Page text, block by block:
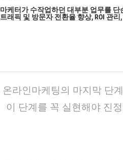
마케터가 수작업하던 대부분 업무를 단
트래픽 및 방문자 전환율 향상, ROI 관
온라인마케팅의 마지막 단
이 단계를 꼭 실현해야 진